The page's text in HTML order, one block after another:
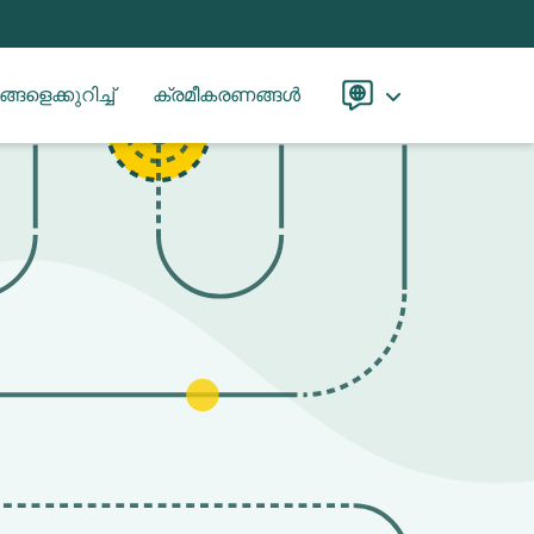
ക്രമീകരണങ്ങൾ
Language